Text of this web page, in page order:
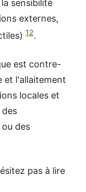
sensibilité
externes,
12.
est contre-
et l'allaitement
locales et
des
pas à lire